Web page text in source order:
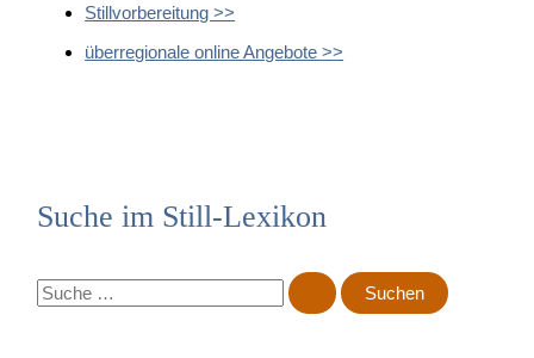
Stillvorbereitung >>
überregionale online Angebote >>
Suche im Still-Lexikon
S
u